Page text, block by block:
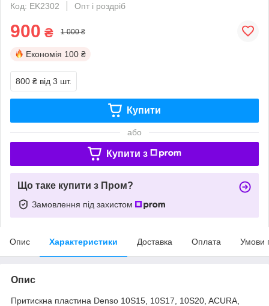
Код: EK2302
Опт і роздріб
900 ₴ 1 000 ₴
Економія 100 ₴
800 ₴ від 3 шт.
Купити
або
Купити з
Що таке купити з Пром?
Замовлення під захистом
Опис Характеристики Доставка Оплата Умови
Опис
Притискна пластина Denso 10S15, 10S17, 10S20, ACURA,